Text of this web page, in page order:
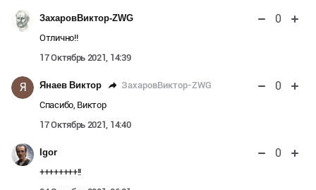
ЗахаровВиктор-ZWG 0
Отлично!!
17 Октябрь 2021, 14:39
Я Янаев Виктор ЗахаровВиктор-ZWG 0
Спасибо, Виктор
17 Октябрь 2021, 14:40
Igor 0
++++++++!!